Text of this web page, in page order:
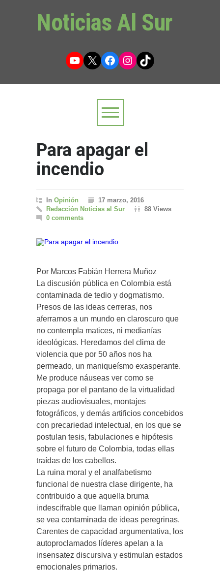
Noticias Al Sur
YouTube
X Facebook
Instagram
TikTok
Para apagar el
incendio
In Opinión
17 marzo, 2016
Redacción Noticias al Sur
88 Views
0 comments
Por Marcos Fabián Herrera Muñoz
La discusión pública en Colombia está
contaminada de tedio y dogmatismo.
Presos de las ideas cerreras, nos
aferramos a un mundo en claroscuro que
no contempla matices, ni medianías
ideológicas. Heredamos del clima de
violencia que por 50 años nos ha
permeado, un maniqueísmo exasperante.
Me produce náuseas ver como se
propaga por el pantano de la virtualidad
piezas audiovisuales, montajes
fotográficos, y demás artificios concebidos
con precariedad intelectual, en los que se
postulan tesis, fabulaciones e hipótesis
sobre el futuro de Colombia, todas ellas
traídas de los cabellos.
La ruina moral y el analfabetismo
funcional de nuestra clase dirigente, ha
contribuido a que aquella bruma
indescifrable que llaman opinión pública,
se vea contaminada de ideas peregrinas.
Carentes de capacidad argumentativa, los
autoproclamados líderes apelan a la
insensatez discursiva y estimulan estados
emocionales primarios.